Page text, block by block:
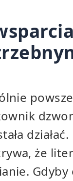
że
Gdyby